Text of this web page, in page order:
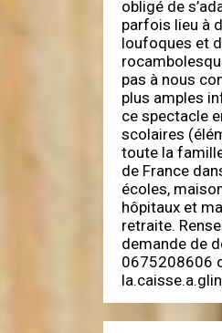
obligé de
parfois lieu à
loufoques et
pas à nous
plus amples
ce spectacle
scolaires
toute la
de France
écoles,
hôpitaux et
retraite.
demande de
0675208606